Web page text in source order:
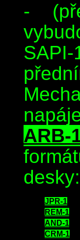
-
ARB-
desky:
JPR-1
REM-1
AND-1
CRM-1